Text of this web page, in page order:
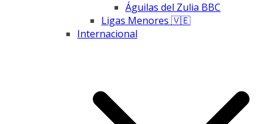
Águilas del Zulia BBC
Ligas Menores 🇻🇪
Internacional